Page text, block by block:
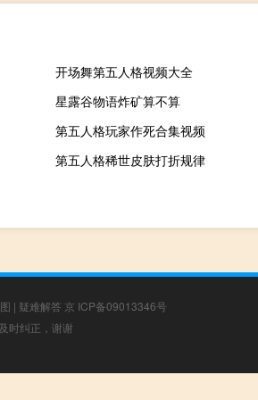
开场舞第五人格视频大全
星露谷物语炸矿算不算
第五人格玩家作死合集视频
第五人格稀世皮肤打折规律
| 疑难解答 京 ICP备09013346号
时纠正，谢谢